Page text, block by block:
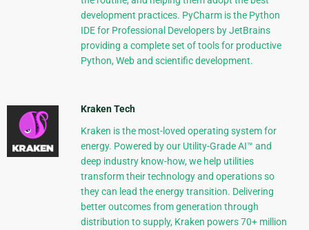
development practices. PyCharm is the Python
IDE for Professional Developers by JetBrains
providing a complete set of tools for productive
Python, Web and scientific development.
Kraken Tech
Kraken is the most-loved operating system for
energy. Powered by our Utility-Grade AI™ and
deep industry know-how, we help utilities
transform their technology and operations so
they can lead the energy transition. Delivering
better outcomes from generation through
distribution to supply, Kraken powers 70+ million